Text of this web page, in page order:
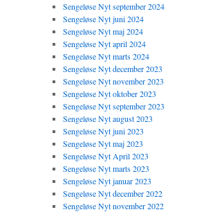
Sengeløse Nyt september 2024
Sengeløse Nyt juni 2024
Sengeløse Nyt maj 2024
Sengeløse Nyt april 2024
Sengeløse Nyt marts 2024
Sengeløse Nyt december 2023
Sengeløse Nyt november 2023
Sengeløse Nyt oktober 2023
Sengeløse Nyt september 2023
Sengeløse Nyt august 2023
Sengeløse Nyt juni 2023
Sengeløse Nyt maj 2023
Sengeløse Nyt April 2023
Sengeløse Nyt marts 2023
Sengeløse Nyt januar 2023
Sengeløse Nyt december 2022
Sengeløse Nyt november 2022